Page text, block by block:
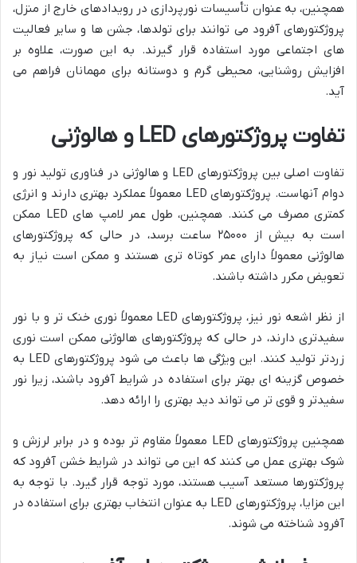
همچنین، به عنوان تأسیسات نورپردازی در رویدادهای خارج از منزل،
پروژکتورهای آفرود می توانند برای تولدها، جشن ها و سایر فعالیت
های اجتماعی مورد استفاده قرار گیرند. به این صورت، علاوه بر
افزایش روشنایی، محیطی گرم و دوستانه برای مهمانان فراهم می
آید.
تفاوت پروژکتورهای LED و هالوژنی
تفاوت اصلی بین پروژکتورهای LED و هالوژنی در فناوری تولید نور و
دوام آنهاست. پروژکتورهای LED معمولاً عملکرد بهتری دارند و انرژی
کمتری مصرف می کنند. همچنین، طول عمر لامپ های LED ممکن
است به بیش از ۲۵۰۰۰ ساعت برسد، در حالی که پروژکتورهای
هالوژنی معمولاً دارای عمر کوتاه تری هستند و ممکن است نیاز به
تعویض مکرر داشته باشند.
از نظر اشعه نور نیز، پروژکتورهای LED معمولاً نوری خنک تر و با نور
سفیدتری دارند، در حالی که پروژکتورهای هالوژنی ممکن است نوری
زردتر تولید کنند. این ویژگی ها باعث می شود پروژکتورهای LED به
خصوص گزینه ای بهتر برای استفاده در شرایط آفرود باشند، زیرا نور
سفیدتر و قوی تر می تواند دید بهتری را ارائه دهد.
همچنین پروژکتورهای LED معمولاً مقاوم تر بوده و در برابر لرزش و
شوک بهتری عمل می کنند که این می تواند در شرایط خشن آفرود که
پروژکتورها مستعد آسیب هستند، مورد توجه قرار گیرد. با توجه به
این مزایا، پروژکتورهای LED به عنوان انتخاب بهتری برای استفاده در
آفرود شناخته می شوند.